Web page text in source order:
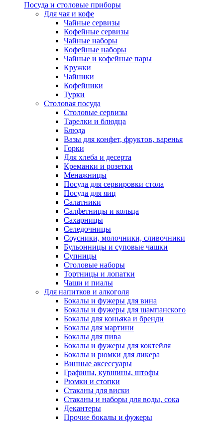
Посуда и столовые приборы
Для чая и кофе
Чайные сервизы
Кофейные сервизы
Чайные наборы
Кофейные наборы
Чайные и кофейные пары
Кружки
Чайники
Кофейники
Турки
Столовая посуда
Столовые сервизы
Тарелки и блюдца
Блюда
Вазы для конфет, фруктов, варенья
Горки
Для хлеба и десерта
Креманки и розетки
Менажницы
Посуда для сервировки стола
Посуда для яиц
Салатники
Салфетницы и кольца
Сахарницы
Селедочницы
Соусники, молочники, сливочники
Бульонницы и суповые чашки
Супницы
Столовые наборы
Тортницы и лопатки
Чаши и пиалы
Для напитков и алкоголя
Бокалы и фужеры для вина
Бокалы и фужеры для шампанского
Бокалы для коньяка и бренди
Бокалы для мартини
Бокалы для пива
Бокалы и фужеры для коктейля
Бокалы и рюмки для ликера
Винные аксессуары
Графины, кувшины, штофы
Рюмки и стопки
Стаканы для виски
Стаканы и наборы для воды, сока
Декантеры
Прочие бокалы и фужеры